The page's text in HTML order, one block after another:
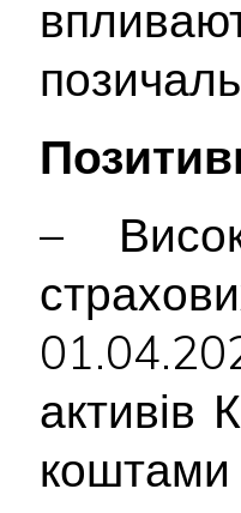
–
активів
коштами